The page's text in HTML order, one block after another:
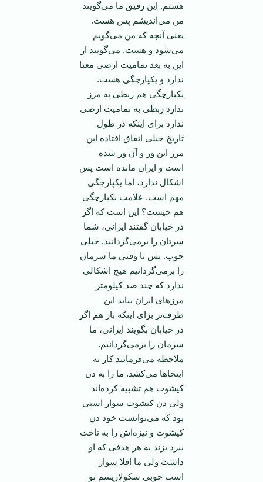
هستم. این رفیق ما می‌گویند
من می‌اندیشم پس هست.
یعنی آنچه که من می‌گویم
می‌شود و هست. می‌گویند از
این به بعد تمامیت ارضی معنا
ندارد و یکپارچگی هست.
یکپارچگی هم ربطی به مرز
ندارد ربطی به تمامیت ارضی
ندارد برای اینکه در طول
تاریخ خیلی اتفاق افتاده این
مرز این ور و آن ور شده
است و ایران مانده است پس
اشکال ندارد، اما یکپارچگی
مهم است. علامت یکپارچگی
هم چیست؟ این است که اگر
در خیابان گفتند ایرانی، شما
سرتان را برمی‌گردانید. خیلی
خوب. پس تا وقتی ما سرمان
را برمی‌گردانیم هیچ اشکالی
ندارد که چند صد کیلومتر
مرزهای ایران بیاید این
طرف‌تر برای اینکه باز هم اگر
در خیابان بگویند ایرانی، ما
سرمان را برمی‌گردانیم.
ملاحظه می‌فرمائید کار به
اینجا‌ها می‌کشد. ما را به دن
کیشوت هم تشبیه کرده‌اند
ولی دن کیشوت سوار اسبی
بود که می‌توانست خود دن
کیشوت و نیزه‌اش را به تاخت
ببرد بزند به هر هدفی که او
داشت ولی ما اقلا سوار
اسب چوبی سکولاریسم نو